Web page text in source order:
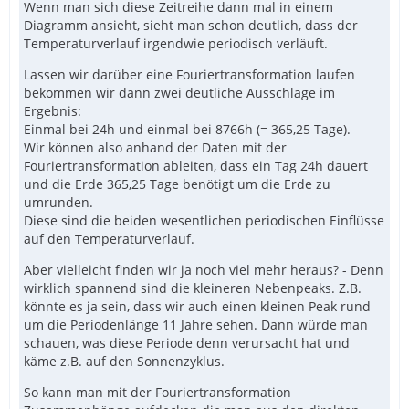
Wenn man sich diese Zeitreihe dann mal in einem
Diagramm ansieht, sieht man schon deutlich, dass der
Temperaturverlauf irgendwie periodisch verläuft.
Lassen wir darüber eine Fouriertransformation laufen
bekommen wir dann zwei deutliche Ausschläge im
Ergebnis:
Einmal bei 24h und einmal bei 8766h (= 365,25 Tage).
Wir können also anhand der Daten mit der
Fouriertransformation ableiten, dass ein Tag 24h dauert
und die Erde 365,25 Tage benötigt um die Erde zu
umrunden.
Diese sind die beiden wesentlichen periodischen Einflüsse
auf den Temperaturverlauf.
Aber vielleicht finden wir ja noch viel mehr heraus? - Denn
wirklich spannend sind die kleineren Nebenpeaks. Z.B.
könnte es ja sein, dass wir auch einen kleinen Peak rund
um die Periodenlänge 11 Jahre sehen. Dann würde man
schauen, was diese Periode denn verursacht hat und
käme z.B. auf den Sonnenzyklus.
So kann man mit der Fouriertransformation